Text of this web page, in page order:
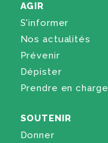
AGIR
S'informer
Nos actualités
Prévenir
Dépister
Prendre en charge
SOUTENIR
Donner